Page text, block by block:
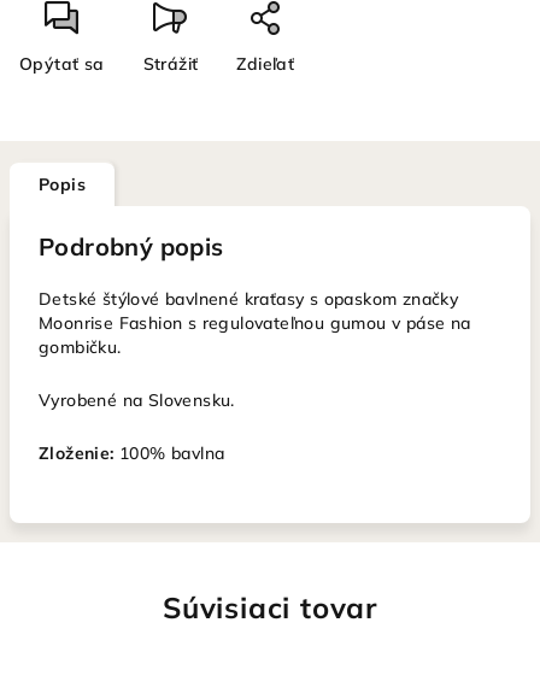
Opýtať sa Strážiť Zdieľať
Popis
Podrobný popis
Detské štýlové bavlnené kraťasy s opaskom značky
Moonrise Fashion s regulovateľnou gumou v páse na
gombičku.
Vyrobené na Slovensku.
Zloženie: 100% bavlna
Súvisiaci tovar